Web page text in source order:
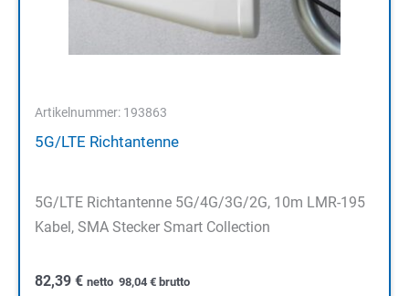
Artikelnummer: 193863
5G/LTE Richtantenne
5G/LTE Richtantenne 5G/4G/3G/2G, 10m LMR-195
Kabel, SMA Stecker Smart Collection
82,39 € netto 98,04 € brutto